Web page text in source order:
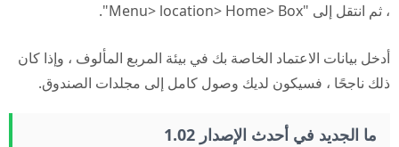
، ثم انتقل إلى "Menu> location> Home> Box".
أدخل بيانات الاعتماد الخاصة بك في بيئة المربع المألوف ، وإذا كان
ذلك ناجحًا ، فسيكون لديك وصول كامل إلى مجلدات الصندوق.
ما الجديد في أحدث الإصدار 1.02